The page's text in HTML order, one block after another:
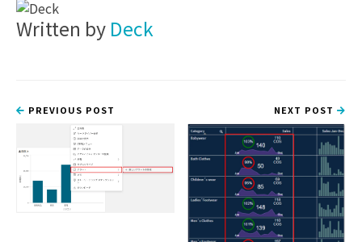
Written by Deck
PREVIOUS POST NEXT POST